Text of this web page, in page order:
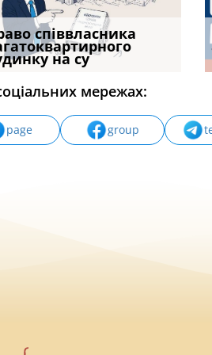
співвласника
на су
ФУНДАМЕНТАЛЬНА
ПРОБЛЕМА «СУДОВОЇ
ПРАКТИКИ», АБО ПР
мережах:
page group